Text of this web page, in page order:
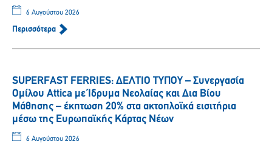
6 Αυγούστου 2026
Περισσότερα
SUPERFAST FERRIES: ΔΕΛΤΙΟ ΤΥΠΟΥ – Συνεργασία
Ομίλου Attica με Ίδρυμα Νεολαίας και Δια Βίου
Μάθησης – έκπτωση 20% στα ακτοπλοϊκά εισιτήρια
μέσω της Ευρωπαϊκής Κάρτας Νέων
6 Αυγούστου 2026